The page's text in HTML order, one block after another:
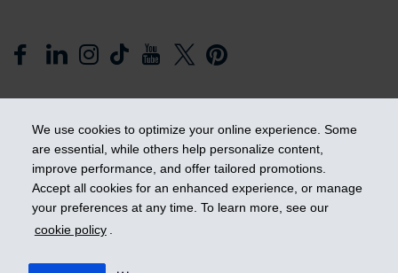
We use cookies to optimize your online experience. Some
are essential, while others help personalize content,
improve performance, and offer tailored promotions.
Accept all cookies for an enhanced experience, or manage
your preferences at any time. To learn more, see our
cookie policy .
Prendre les devants